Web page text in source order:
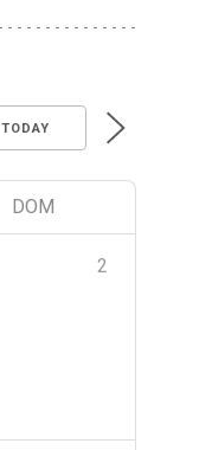
TODAY
DOM
2